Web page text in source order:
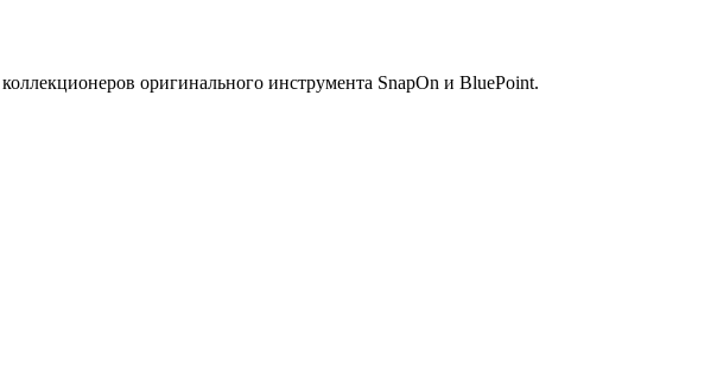
оригинального инструмента SnapOn и BluePoint.